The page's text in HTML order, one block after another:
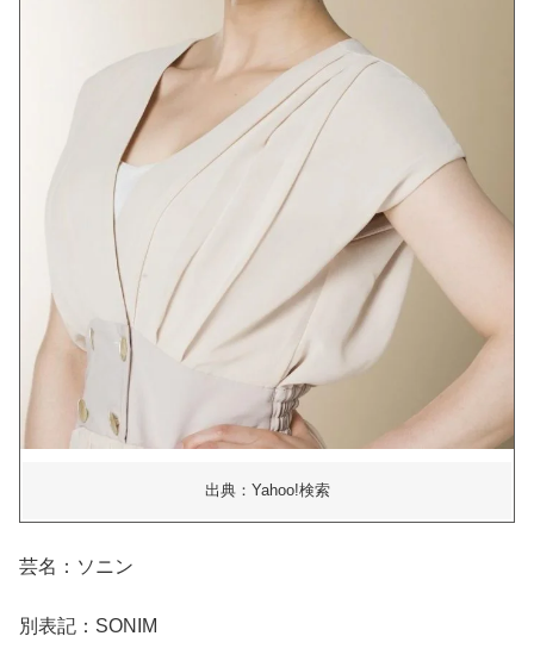
出典：Yahoo!検索
芸名：ソニン
別表記：SONIM